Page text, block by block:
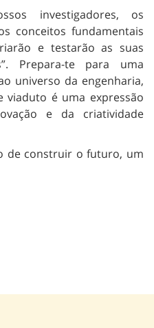
investigadores, os
conceitos fundamentais
e testarão as suas
Prepara-te para uma
universo da engenharia,
viaduto é uma expressão
e da criatividade
de construir o futuro, um